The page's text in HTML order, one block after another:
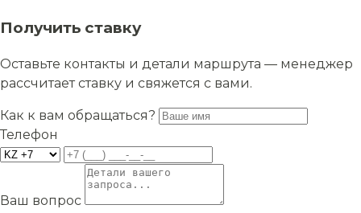
Получить ставку
Оставьте контакты и детали маршрута — менеджер
рассчитает ставку и свяжется с вами.
Как к вам обращаться?
Телефон
Ваш вопрос